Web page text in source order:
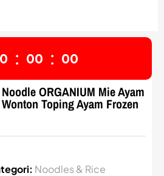
0 : 00 : 00
ORGANIUM Mie Ayam
Toping Ayam Frozen
Noodles & Rice